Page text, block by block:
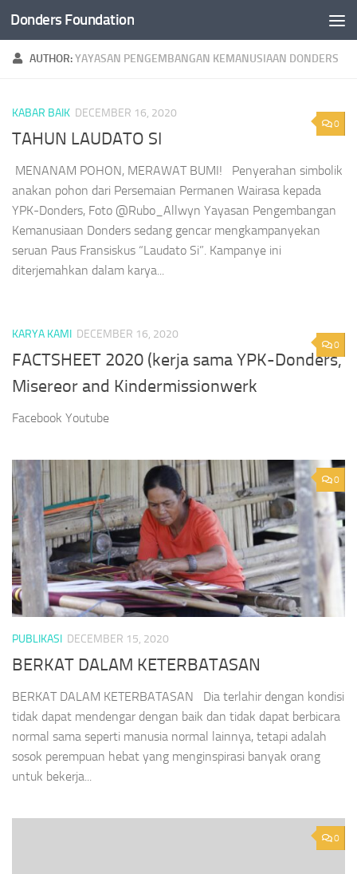
Skip to content
Donders Foundation
AUTHOR:YAYASAN PENGEMBANGAN KEMANUSIAAN DONDERS
0
KABAR BAIK DECEMBER 16, 2020
TAHUN LAUDATO SI
MENANAM POHON, MERAWAT BUMI! Penyerahan simbolik
anakan pohon dari Persemaian Permanen Wairasa kepada
YPK-Donders, Foto @Rubo_Allwyn Yayasan Pengembangan
Kemanusiaan Donders sedang gencar mengkampanyekan
seruan Paus Fransiskus “Laudato Si”. Kampanye ini
diterjemahkan dalam karya...
0
KARYA KAMI DECEMBER 16, 2020
FACTSHEET 2020 (kerja sama YPK-Donders,
Misereor and Kindermissionwerk
Facebook Youtube
0
PUBLIKASI DECEMBER 15, 2020
BERKAT DALAM KETERBATASAN
BERKAT DALAM KETERBATASAN Dia terlahir dengan kondisi
tidak dapat mendengar dengan baik dan tidak dapat berbicara
normal sama seperti manusia normal lainnya, tetapi adalah
sosok perempuan hebat yang menginspirasi banyak orang
untuk bekerja...
0